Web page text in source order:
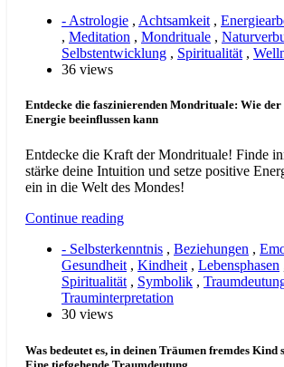
- Astrologie , Achtsamkeit ,
, Meditation , Mondrituale ,
Selbstentwicklung , Spiritualität ,
36 views
Entdecke die faszinierenden Mondrituale: Wie der
Energie beeinflussen kann
Entdecke die Kraft der Mondrituale! Finde
stärke deine Intuition und setze positive
ein in die Welt des Mondes!
Continue reading
- Selbsterkenntnis , Beziehungen ,
Gesundheit, Kindheit, Lebensphasen
Spiritualität, Symbolik ,
Trauminterpretation
30 views
Was bedeutet es, in deinen Träumen fremdes Kind